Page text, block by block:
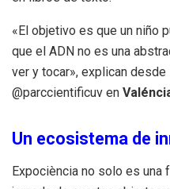
«El objetivo es que un niño
que el ADN no es una
ver y tocar», explican
@parccientificuv en
Un ecosistema de
Expociència no solo es